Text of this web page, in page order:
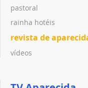
pastoral
rainha hotéis
revista de
vídeos